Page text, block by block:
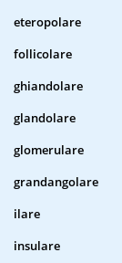
eteropolare
follicolare
ghiandolare
glandolare
glomerulare
grandangolare
ilare
insulare